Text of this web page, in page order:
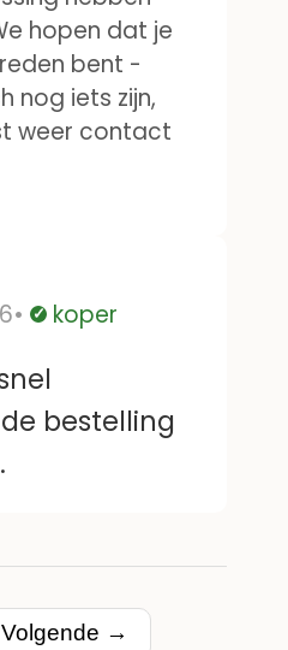
hopen dat je
bent -
nog iets zijn,
weer contact
Geverifieerd
koper
bestelling
Volgende →